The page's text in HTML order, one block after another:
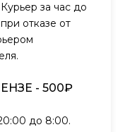
за час до
отказе от
- 500₽
до 8:00.